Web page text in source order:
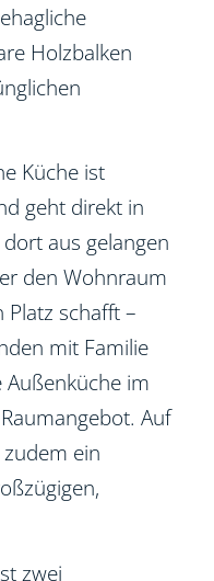
Holzbalken
Küche ist
geht direkt in
aus gelangen
den Wohnraum
schafft –
mit Familie
Außenküche im
Auf
ein
zwei